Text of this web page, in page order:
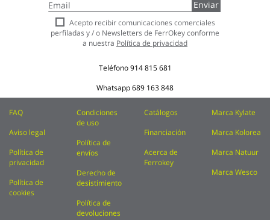
a
nuestro
boletín
de
Enviar
Acepto recibir comunicaciones comerciales
perfiladas y / o Newsletters de FerrOkey conforme
a nuestra Política de privacidad
Teléfono914 815 681
Whatsapp689 163 848
FAQ
Aviso legal
Política de
privacidad
Política de
cookies
Condiciones
de uso
Política de
envíos
Derecho de
desistimiento
Política de
devoluciones
Catálogos
Financiación
Acerca de
Ferrokey
Marca Kylate
Marca Kolorea
Marca Natuur
Marca Wesco